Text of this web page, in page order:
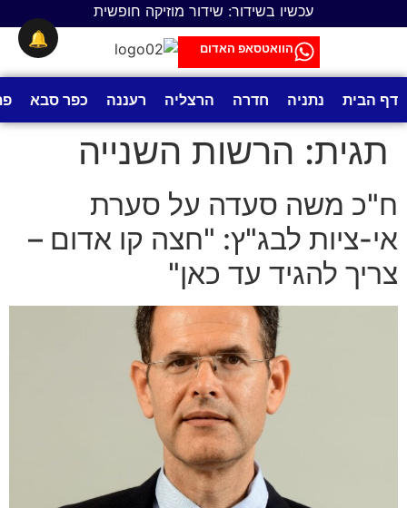
עכשיו בשידור: שידור מוזיקה חופשית
הוואטסאפ האדום
דף הבית נתניה חדרה הרצליה רעננה כפר סבא
תגית: הרשות השנייה
ח"כ משה סעדה על סערת
אי-ציות לבג"ץ: "חצה קו אדום –
צריך להגיד עד כאן"
🔔